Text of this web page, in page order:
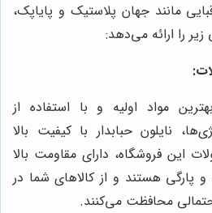
مانند جهان پلاستیک و پایاپک،
زیر را ارائه می‌دهد:
مواد اولیه و با استفاده از
نایلون حبابدار با کیفیت بالا
این فروشگاه، دارای مقاومت بالا
و پارگی هستند و از کالاهای شما در
محافظت می‌کنند.